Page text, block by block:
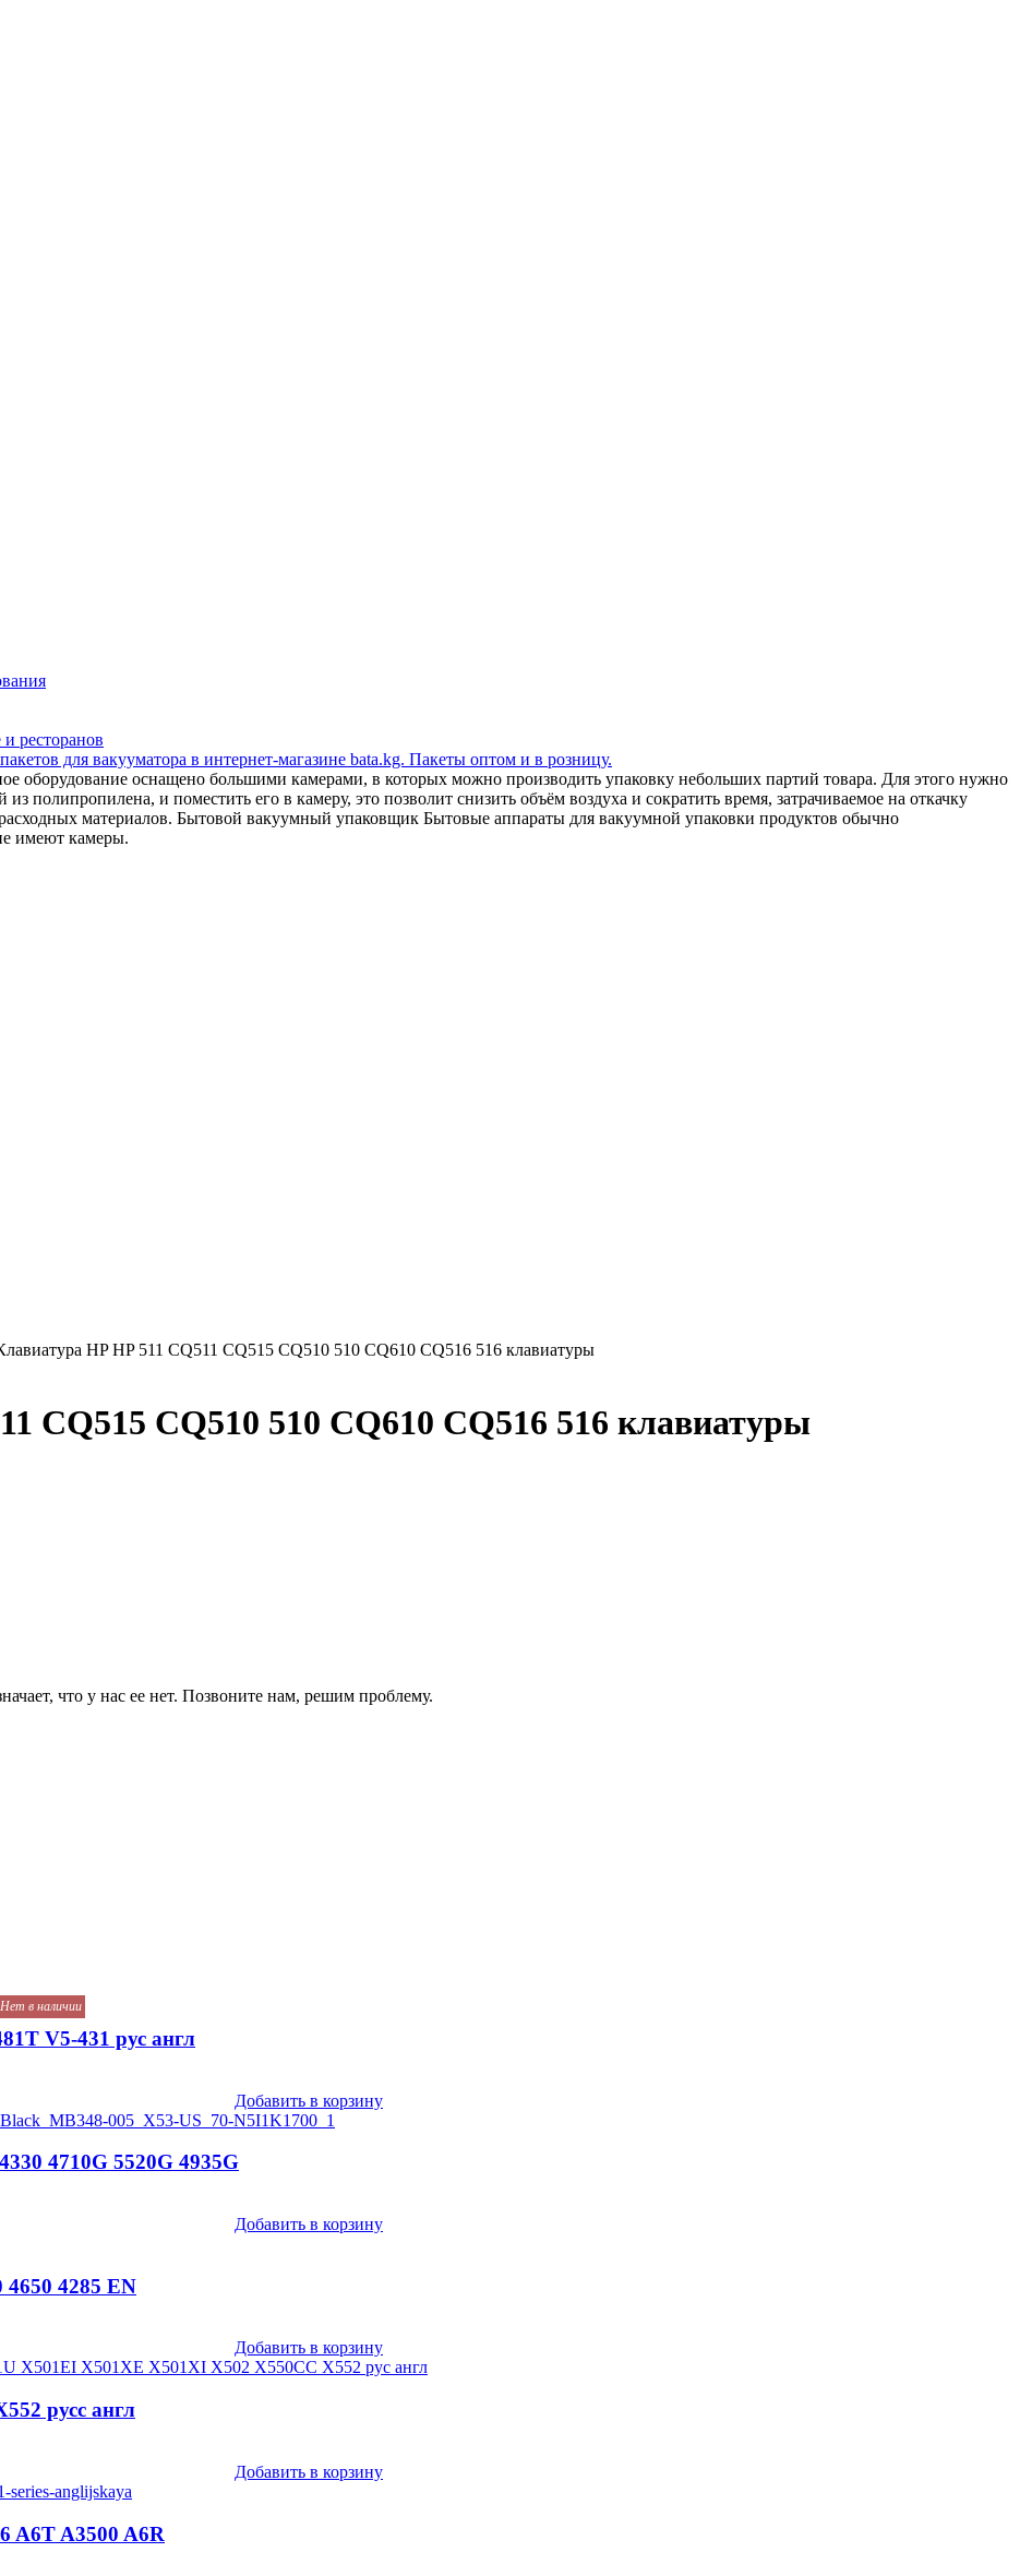
ресторанов
для вакууматора в интернет-магазине bata.kg. Пакеты оптом и в розницу.
оборудование оснащено большими камерами, в которых можно производить упаковку небольших партий товара. Для этого нужно
полипропилена, и поместить его в камеру, это позволит снизить объём воздуха и сократить время, затрачиваемое на откачку
расходных материалов. Бытовой вакуумный упаковщик Бытовые аппараты для вакуумной упаковки продуктов обычно
имеют камеры.
HP HP 511 CQ511 CQ515 CQ510 510 CQ610 CQ516 516 клавиатуры
CQ515 CQ510 510 CQ610 CQ516 516 клавиатуры
что у нас ее нет. Позвоните нам, решим проблему.
V5-431 рус англ
Добавить в корзину
4710G 5520G 4935G
Добавить в корзину
4285 EN
Добавить в корзину
русс англ
Добавить в корзину
A6T A3500 A6R
Нет в наличии